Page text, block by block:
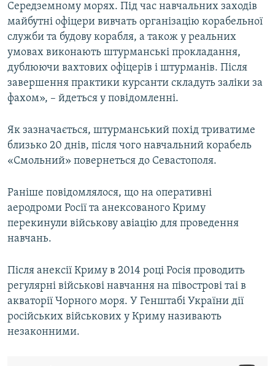
Середземному морях. Під час навчальних заходів
майбутні офіцери вивчать організацію корабельної
служби та будову корабля, а також у реальних
умовах виконають штурманські прокладання,
дублюючи вахтових офіцерів і штурманів. Після
завершення практики курсанти складуть заліки за
фахом», – йдеться у повідомленні.
Як зазначається, штурманський похід триватиме
близько 20 днів, після чого навчальний корабель
«Смольний» повернеться до Севастополя.
Раніше повідомлялося, що на оперативні
аеродроми Росії та анексованого Криму
перекинули військову авіацію для проведення
навчань.
Після анексії Криму в 2014 році Росія проводить
регулярні військові навчання на півострові таі в
акваторії Чорного моря. У Генштабі України дії
російських військових у Криму називають
незаконними.